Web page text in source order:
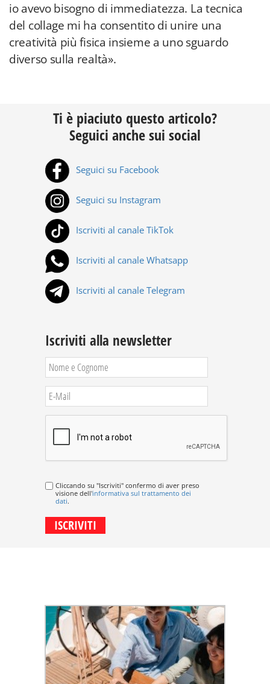
io avevo bisogno di immediatezza. La tecnica
del collage mi ha consentito di unire una
creatività più fisica insieme a uno sguardo
diverso sulla realtà».
Ti è piaciuto questo articolo?
Seguici anche sui social
Seguici su Facebook
Seguici su Instagram
Iscriviti al canale TikTok
Iscriviti al canale Whatsapp
Iscriviti al canale Telegram
Iscriviti alla newsletter
Cliccando su "Iscriviti" confermo di aver preso
visione dell'informativa sul trattamento dei
dati.